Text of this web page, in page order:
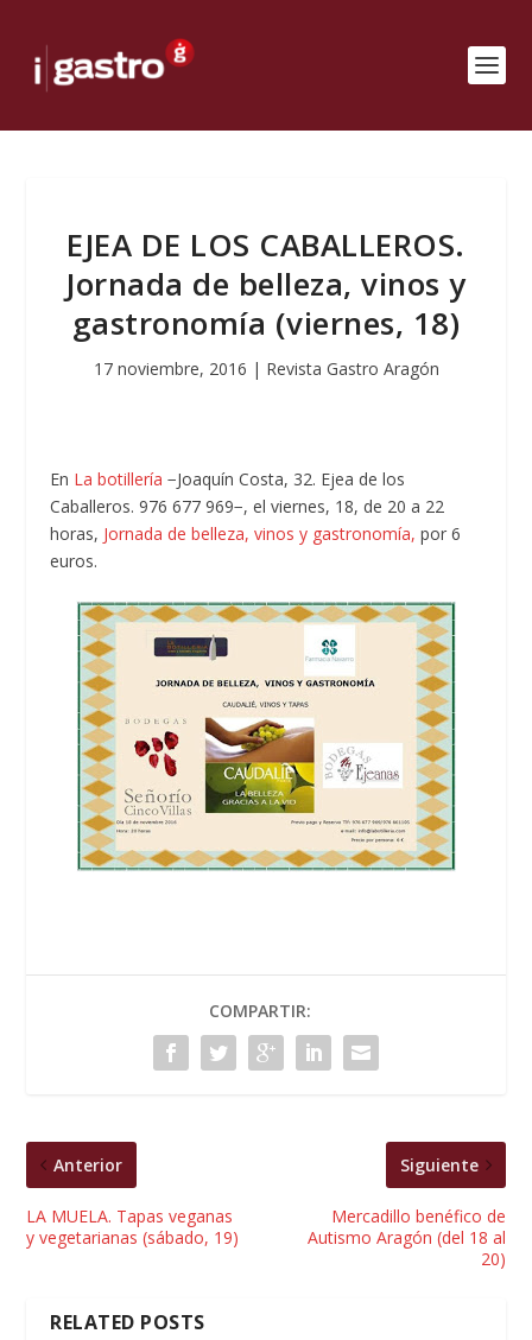
EJEA DE LOS CABALLEROS.
Jornada de belleza, vinos y
gastronomía (viernes, 18)
17 noviembre, 2016 | Revista Gastro Aragón
En La botillería −Joaquín Costa, 32. Ejea de los
Caballeros. 976 677 969−, el viernes, 18, de 20 a 22
horas, Jornada de belleza, vinos y gastronomía, por 6
euros.
COMPARTIR:
Anterior
LA MUELA. Tapas veganas
y vegetarianas (sábado, 19)
Siguiente
Mercadillo benéfico de
Autismo Aragón (del 18 al
20)
RELATED POSTS